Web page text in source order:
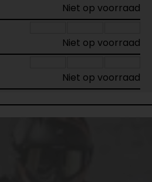
Niet op voorraad
Niet op voorraad
Niet op voorraad